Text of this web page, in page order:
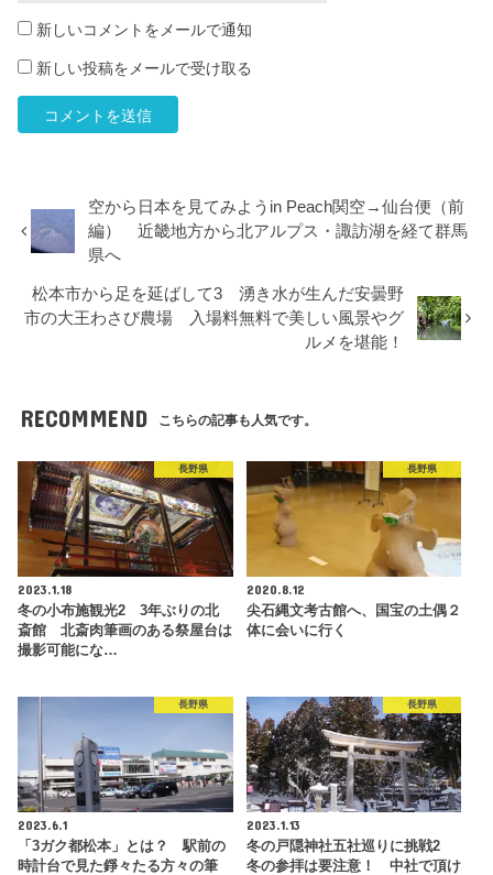
新しいコメントをメールで通知
新しい投稿をメールで受け取る
空から日本を見てみようin Peach関空→仙台便（前
編） 近畿地方から北アルプス・諏訪湖を経て群馬
県へ
松本市から足を延ばして3 湧き水が生んだ安曇野
市の大王わさび農場 入場料無料で美しい風景やグ
ルメを堪能！
RECOMMEND こちらの記事も人気です。
長野県
2023.1.18
冬の小布施観光2 3年ぶりの北
斎館 北斎肉筆画のある祭屋台は
撮影可能にな…
長野県
2020.8.12
尖石縄文考古館へ、国宝の土偶２
体に会いに行く
長野県
2023.6.1
「3ガク都松本」とは？ 駅前の
時計台で見た錚々たる方々の筆
長野県
2023.1.13
冬の戸隠神社五社巡りに挑戦2
冬の参拝は要注意！ 中社で頂け